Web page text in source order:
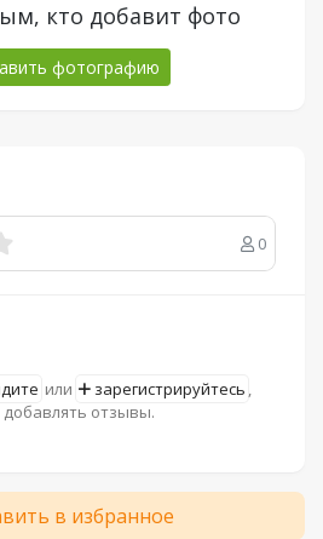
кто добавит фото
фотографию
0
или зарегистрируйтесь ,
отзывы.
в избранное